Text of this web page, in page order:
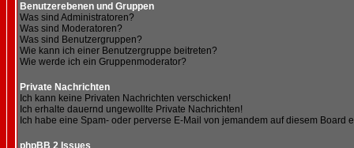
Benutzerebenen und Gruppen
Was sind Administratoren?
Was sind Moderatoren?
Was sind Benutzergruppen?
Wie kann ich einer Benutzergruppe beitreten?
Wie werde ich ein Gruppenmoderator?
Private Nachrichten
Ich kann keine Privaten Nachrichten verschicken!
Ich erhalte dauernd ungewollte Private Nachrichten!
Ich habe eine Spam- oder perverse E-Mail von jemandem auf diesem Board
phpBB 2 Issues